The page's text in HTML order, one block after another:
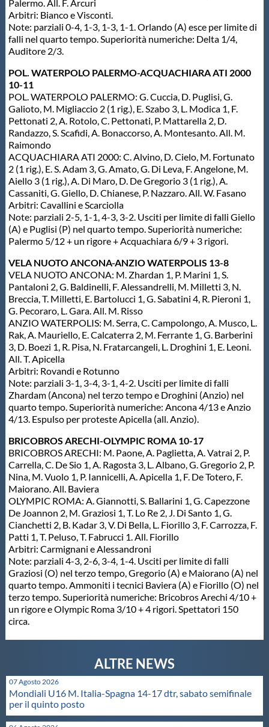
Palermo. All. F. Arcuri
Arbitri: Bianco e Visconti.
Note: parziali 0-4, 1-3, 1-3, 1-1. Orlando (A) esce per limite di
falli nel quarto tempo. Superiorità numeriche: Delta 1/4,
Auditore 2/3.
POL. WATERPOLO PALERMO-ACQUACHIARA ATI 2000
10-11
POL. WATERPOLO PALERMO: G. Cuccia, D. Puglisi, G.
Galioto, M. Migliaccio 2 (1 rig.), E. Szabo 3, L. Modica 1, F.
Pettonati 2, A. Rotolo, C. Pettonati, P. Mattarella 2, D.
Randazzo, S. Scafidi, A. Bonaccorso, A. Montesanto. All. M.
Raimondo
ACQUACHIARA ATI 2000: C. Alvino, D. Cielo, M. Fortunato
2 (1 rig.), E. S. Adam 3, G. Amato, G. Di Leva, F. Angelone, M.
Aiello 3 (1 rig.), A. Di Maro, D. De Gregorio 3 (1 rig.), A.
Cassaniti, G. Giello, D. Chianese, P. Nazzaro. All. W. Fasano
Arbitri: Cavallini e Scarciolla
Note: parziali 2-5, 1-1, 4-3, 3-2. Usciti per limite di falli Giello
(A) e Puglisi (P) nel quarto tempo. Superiorità numeriche:
Palermo 5/12 + un rigore + Acquachiara 6/9 + 3 rigori.
VELA NUOTO ANCONA-ANZIO WATERPOLIS 13-8
VELA NUOTO ANCONA: M. Zhardan 1, P. Marini 1, S.
Pantaloni 2, G. Baldinelli, F. Alessandrelli, M. Milletti 3, N.
Breccia, T. Milletti, E. Bartolucci 1, G. Sabatini 4, R. Pieroni 1,
G. Pecoraro, L. Gara. All. M. Risso
ANZIO WATERPOLIS: M. Serra, C. Campolongo, A. Musco, L.
Rak, A. Mauriello, E. Calcaterra 2, M. Ferrante 1, G. Barberini
3, D. Boezi 1, R. Pisa, N. Fratarcangeli, L. Droghini 1, E. Leoni.
All. T. Apicella
Arbitri: Rovandi e Rotunno
Note: parziali 3-1, 3-4, 3-1, 4-2. Usciti per limite di falli
Zhardam (Ancona) nel terzo tempo e Droghini (Anzio) nel
quarto tempo. Superiorità numeriche: Ancona 4/13 e Anzio
4/13. Espulso per proteste Apicella (all. Anzio).
BRICOBROS ARECHI-OLYMPIC ROMA 10-17
BRICOBROS ARECHI: M. Paone, A. Paglietta, A. Vatrai 2, P.
Carrella, C. De Sio 1, A. Ragosta 3, L. Albano, G. Gregorio 2, P.
Nina, M. Vuolo 1, P. Iannicelli, A. Apicella 1, F. De Totero, F.
Maiorano. All. Baviera
OLYMPIC ROMA: A. Giannotti, S. Ballarini 1, G. Capezzone
De Joannon 2, M. Graziosi 1, T. Lo Re 2, J. Di Santo 1, G.
Cianchetti 2, B. Kadar 3, V. Di Bella, L. Fiorillo 3, F. Carrozza, F.
Patti 1, T. Peluso, T. Fabrucci 1. All. Fiorillo
Arbitri: Carmignani e Alessandroni
Note: parziali 4-3, 2-6, 3-4, 1-4. Usciti per limite di falli
Graziosi (O) nel terzo tempo, Gregorio (A) e Maiorano (A) nel
quarto tempo. Ammoniti i tecnici Baviera (A) e Fiorillo (O) nel
terzo tempo. Superiorità numeriche: Bricobros Arechi 4/10 +
un rigore e Olympic Roma 3/10 + 4 rigori. Spettatori 150
circa.
07 Agosto 2026
Mondiali U16 M. Italia-Spagna 14-17 dtr, sabato semifinale
per il quinto posto